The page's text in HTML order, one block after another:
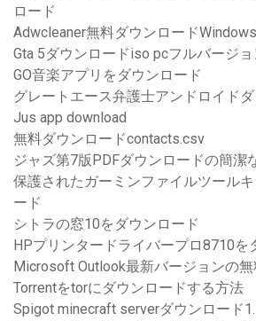
ロード
Adwcleaner無料ダウンロード
Gta 5ダウンロードiso pcフルバージョ
GO音楽アプリをダウンロード
グレートエース弁護士アンドロイド
Jus app download
無料ダウンロードcontacts.csv
ジャズ第7版PDFダウンロードの簡潔
保護されたガーミンファイルツール
ード
シトラの窓10をダウンロード
HPプリンタードライバープロ8710を
Microsoft Outlook最新バージョンの
Torrentをtorにダウンロードする方法
Spigot minecraft serverダウンロード